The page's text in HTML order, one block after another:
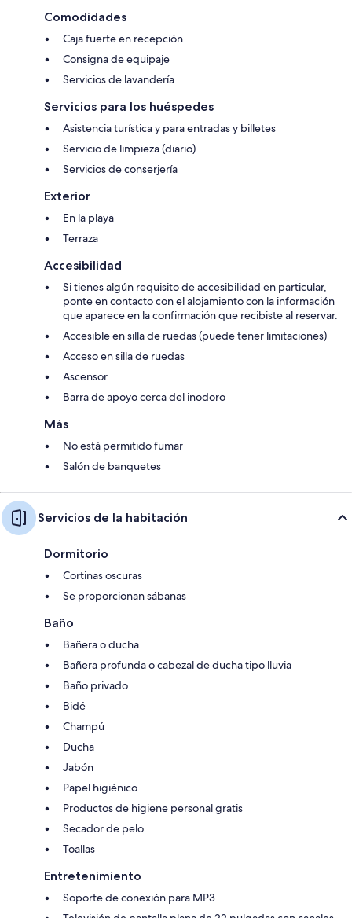
Comodidades
Caja fuerte en recepción
Consigna de equipaje
Servicios de lavandería
Servicios para los huéspedes
Asistencia turística y para entradas y billetes
Servicio de limpieza (diario)
Servicios de conserjería
Exterior
En la playa
Terraza
Accesibilidad
Si tienes algún requisito de accesibilidad en particular,
ponte en contacto con el alojamiento con la información
que aparece en la confirmación que recibiste al reservar.
Accesible en silla de ruedas (puede tener limitaciones)
Acceso en silla de ruedas
Ascensor
Barra de apoyo cerca del inodoro
Más
No está permitido fumar
Salón de banquetes
Servicios de la habitación
Dormitorio
Cortinas oscuras
Se proporcionan sábanas
Baño
Bañera o ducha
Bañera profunda o cabezal de ducha tipo lluvia
Baño privado
Bidé
Champú
Ducha
Jabón
Papel higiénico
Productos de higiene personal gratis
Secador de pelo
Toallas
Entretenimiento
Soporte de conexión para MP3